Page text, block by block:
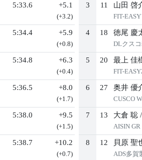
5:33.6 +5.1
(+3.2)
5:34.4 +5.9
(+0.8)
5:34.8 +6.3
(+0.4)
5:36.5 +8.0
(+1.7)
5:38.0 +9.5
(+1.5)
5:38.7 +10.2
(+0.7)
3 11 山田 啓
FIT-
4 18 徳尾 慶
DLクス
5 20 最上 佳
FIT-
6 27 奥井 優
CUSCO
7 13 大倉 聡 /
AISIN
8 12 貝原 聖
ADS多賀